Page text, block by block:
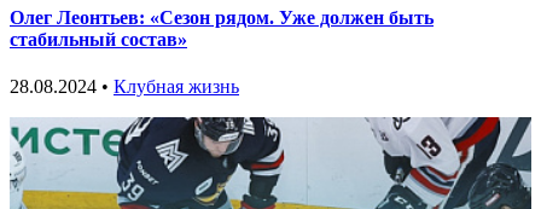
Олег Леонтьев: «Сезон рядом. Уже должен быть
стабильный состав»
28.08.2024 • Клубная жизнь